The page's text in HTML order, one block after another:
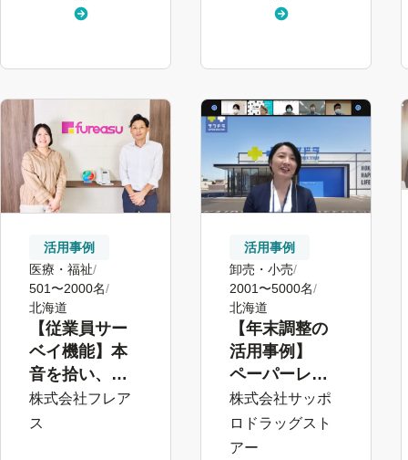
化を実現
（Wovn
株式会社）
く
（株式会社ト
く
活用事例
医療・福祉
501〜2000名
北海道
【従業員サー
ベイ機能】本
音を拾い、本
音に応える。
スムーズ運用
株式会社フレア
ス
活用事例
卸売・小売
2001〜5000名
北海道
【年末調整の
活用事例】
ペーパーレス
化・時間節
約・ミス減少
に成功。従業
株式会社サッポ
ロドラッグスト
アー